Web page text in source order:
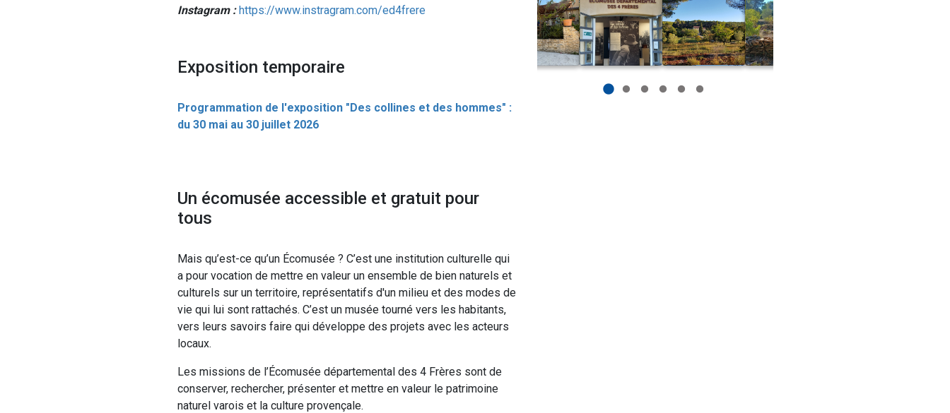
Instagram : https://www.instragram.com/ed4frere
Exposition temporaire
Programmation de l'exposition "Des collines et des hommes" :
du 30 mai au 30 juillet 2026
Un écomusée accessible et gratuit pour
tous
Mais qu’est-ce qu’un Écomusée ? C’est une institution culturelle qui
a pour vocation de mettre en valeur un ensemble de bien naturels et
culturels sur un territoire, représentatifs d'un milieu et des modes de
vie qui lui sont rattachés. C’est un musée tourné vers les habitants,
vers leurs savoirs faire qui développe des projets avec les acteurs
locaux.
Les missions de l’Écomusée départemental des 4 Frères sont de
conserver, rechercher, présenter et mettre en valeur le patrimoine
naturel varois et la culture provençale.